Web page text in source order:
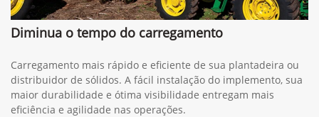
Diminua o tempo do carregamento
Carregamento mais rápido e eficiente de sua plantadeira ou
distribuidor de sólidos. A fácil instalação do implemento, sua
maior durabilidade e ótima visibilidade entregam mais
eficiência e agilidade nas operações.